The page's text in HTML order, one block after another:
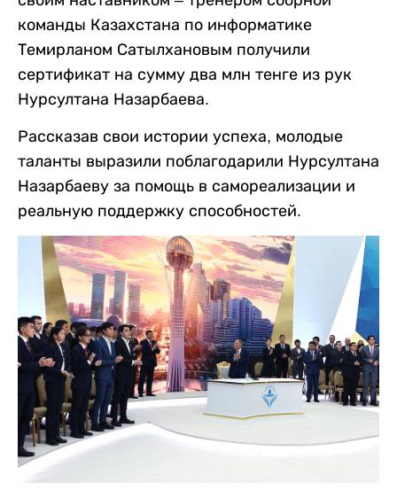
команды Казахстана по информатике
Темирланом Сатылхановым получили
сертификат на сумму два млн тенге из рук
Нурсултана Назарбаева.
Рассказав свои истории успеха, молодые
таланты выразили поблагодарили Нурсултана
Назарбаеву за помощь в самореализации и
реальную поддержку способностей.